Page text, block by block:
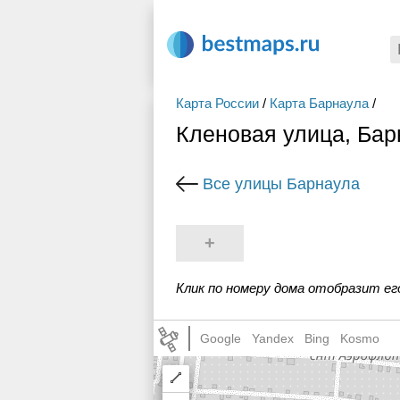
Карта России / Карта Барнаула /
Кленовая улица,
Все улицы Барнаула
+
Клик по номеру дома отобразит
Google Yandex Bing Kosmo
Draw